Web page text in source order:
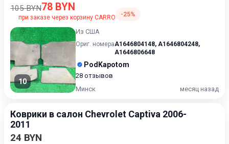
105 BYN78 BYN
при заказе через корзину CARRO -25%
10
Из США
Ориг. номераA1646804148, A1646804248,
A1646806648
PodKapotom
28 отзывов
Минск
месяц назад
Коврики в салон Chevrolet Captiva 2006-
2011
24 BYN